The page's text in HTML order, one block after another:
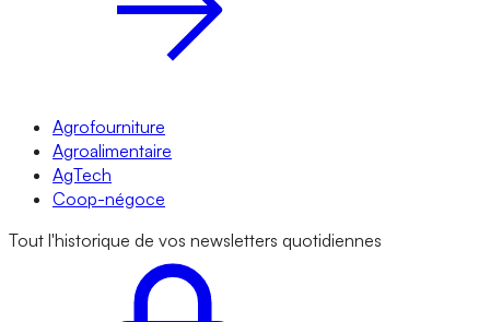
Agrofourniture
Agroalimentaire
AgTech
Coop-négoce
Tout l'historique de vos newsletters quotidiennes